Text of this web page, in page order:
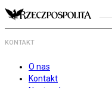
KONTAKT
O nas
Kontakt